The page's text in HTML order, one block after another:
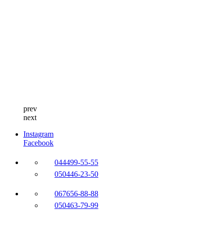
prev
next
Instagram
Facebook
044499-55-55
050446-23-50
067656-88-88
050463-79-99